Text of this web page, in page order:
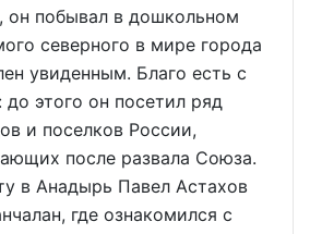
он побывал в дошкольном
северного в мире города
увиденным. Благо есть с
до этого он посетил ряд
и поселков России,
после развала Союза.
в Анадырь Павел Астахов
где ознакомился с